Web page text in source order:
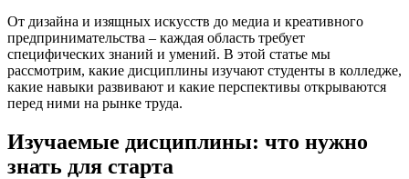
От дизайна и изящных искусств до медиа и креативного
предпринимательства – каждая область требует
специфических знаний и умений. В этой статье мы
рассмотрим, какие дисциплины изучают студенты в колледже,
какие навыки развивают и какие перспективы открываются
перед ними на рынке труда.
Изучаемые дисциплины: что нужно
знать для старта